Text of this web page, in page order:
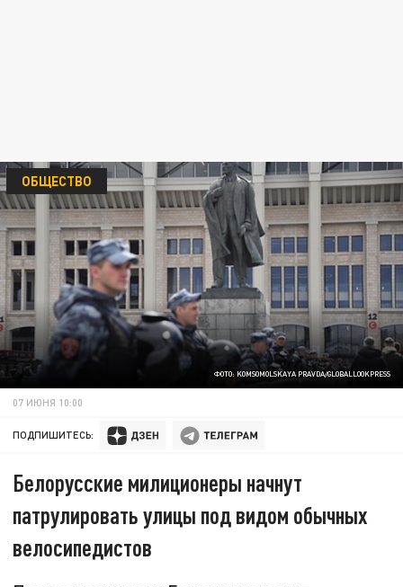
ФОТО: KOMSOMOLSKAYA PRAVDA/GLOBALLOOKPRESS
ОБЩЕСТВО
07 ИЮНЯ 10:00
ПОДПИШИТЕСЬ:
Белорусские милиционеры начнут
патрулировать улицы под видом обычных
велосипедистов